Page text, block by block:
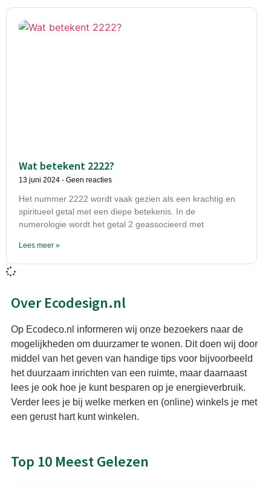
Wat betekent 2222?
13 juni 2024 Geen reacties
Het nummer 2222 wordt vaak gezien als een krachtig en
spiritueel getal met een diepe betekenis. In de
numerologie wordt het getal 2 geassocieerd met
Lees meer »
Over Ecodesign.nl
Op Ecodeco.nl informeren wij onze bezoekers naar de
mogelijkheden om duurzamer te wonen. Dit doen wij door
middel van het geven van handige tips voor bijvoorbeeld
het duurzaam inrichten van een ruimte, maar daarnaast
lees je ook hoe je kunt besparen op je energieverbruik.
Verder lees je bij welke merken en (online) winkels je met
een gerust hart kunt winkelen.
Top 10 Meest Gelezen